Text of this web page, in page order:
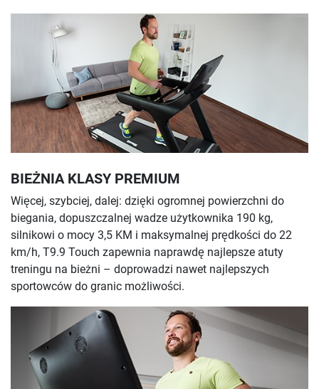
BIEŻNIA KLASY PREMIUM
Więcej, szybciej, dalej: dzięki ogromnej powierzchni do
biegania, dopuszczalnej wadze użytkownika 190 kg,
silnikowi o mocy 3,5 KM i maksymalnej prędkości do 22
km/h, T9.9 Touch zapewnia naprawdę najlepsze atuty
treningu na bieżni – doprowadzi nawet najlepszych
sportowców do granic możliwości.